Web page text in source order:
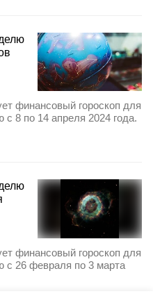
финансовый гороскоп для
с 8 по 14 апреля 2024 года.
финансовый гороскоп для
с 26 февраля по 3 марта